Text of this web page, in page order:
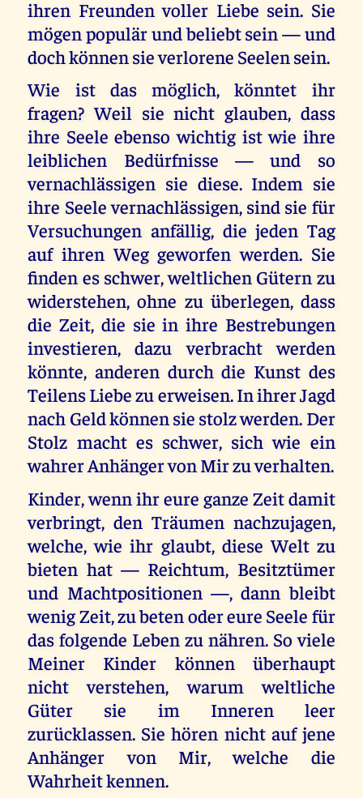
ihren Freunden voller Liebe sein. Sie
mögen populär und beliebt sein — und
doch können sie verlorene Seelen sein.
Wie ist das möglich, könntet ihr
fragen? Weil sie nicht glauben, dass
ihre Seele ebenso wichtig ist wie ihre
leiblichen Bedürfnisse — und so
vernachlässigen sie diese. Indem sie
ihre Seele vernachlässigen, sind sie für
Versuchungen anfällig, die jeden Tag
auf ihren Weg geworfen werden. Sie
finden es schwer, weltlichen Gütern zu
widerstehen, ohne zu überlegen, dass
die Zeit, die sie in ihre Bestrebungen
investieren, dazu verbracht werden
könnte, anderen durch die Kunst des
Teilens Liebe zu erweisen. In ihrer Jagd
nach Geld können sie stolz werden. Der
Stolz macht es schwer, sich wie ein
wahrer Anhänger von Mir zu verhalten.
Kinder, wenn ihr eure ganze Zeit damit
verbringt, den Träumen nachzujagen,
welche, wie ihr glaubt, diese Welt zu
bieten hat — Reichtum, Besitztümer
und Machtpositionen —, dann bleibt
wenig Zeit, zu beten oder eure Seele für
das folgende Leben zu nähren. So viele
Meiner Kinder können überhaupt
nicht verstehen, warum weltliche
Güter sie im Inneren leer
zurücklassen. Sie hören nicht auf jene
Anhänger von Mir, welche die
Wahrheit kennen.